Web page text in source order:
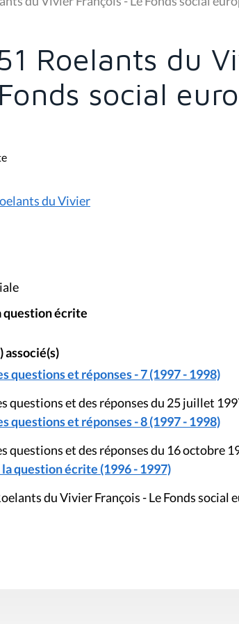
Roelants du
social
du Vivier
question écrite
associé(s)
questions et réponses - 7 (1997 - 1998)
questions et des réponses du 25 juillet
questions et réponses - 8 (1997 - 1998)
questions et des réponses du 16 octobre
la question écrite (1996 - 1997)
du Vivier François - Le Fonds social